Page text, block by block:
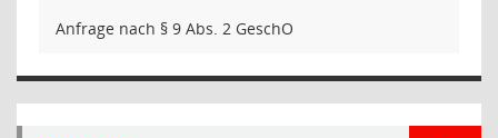
Anfrage nach § 9 Abs. 2 GeschO